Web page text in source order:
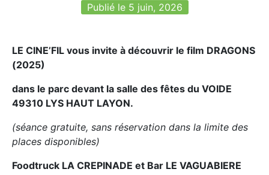
Publié le 5 juin, 2026
LE CINE’FIL vous invite à découvrir le film DRAGONS
(2025)
dans le parc devant la salle des fêtes du VOIDE
49310 LYS HAUT LAYON.
(séance gratuite, sans réservation dans la limite des
places disponibles)
Foodtruck LA CREPINADE et Bar LE VAGUABIERE